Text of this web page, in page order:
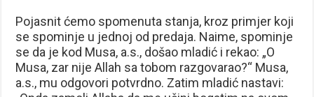
Pojasnit ćemo spomenuta stanja, kroz primjer koji
se spominje u jednoj od predaja. Naime, spominje
se da je kod Musa, a.s., došao mladić i rekao: „O
Musa, zar nije Allah sa tobom razgovarao?“ Musa,
a.s., mu odgovori potvrdno. Zatim mladić nastavi: